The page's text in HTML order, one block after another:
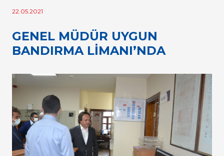
22.05.2021
GENEL MÜDÜR UYGUN
BANDIRMA LİMANI’NDA